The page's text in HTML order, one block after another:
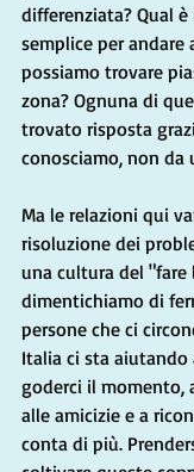
differenziata? Qual
semplice per andare
possiamo trovare
zona? Ognuna di
trovato risposta
conosciamo, non
Ma le relazioni qui
risoluzione dei
una cultura del "fare
dimentichiamo di
persone che ci
Italia ci sta aiutando
goderci il momento,
alle amicizie e a
conta di più.